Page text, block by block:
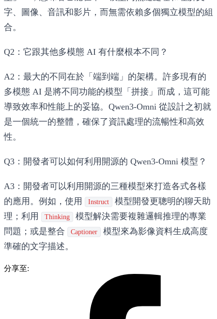
字、圖像、音訊和影片，而無需依賴多個獨立模型的組
合。
Q2：它跟其他多模態 AI 有什麼根本不同？
A2：最大的不同在於「端到端」的架構。許多現有的
多模態 AI 是將不同功能的模型「拼接」而成，這可能
導致效率和性能上的妥協。Qwen3-Omni 從設計之初就
是一個統一的整體，確保了資訊處理的流暢性和高效
性。
Q3：開發者可以如何利用開源的 Qwen3-Omni 模型？
A3：開發者可以利用開源的三種模型來打造各式各樣
的應用。例如，使用
Instruct
模型開發更聰明的聊天助
理；利用
Thinking
模型解決需要複雜邏輯推理的專業
問題；或是整合
Captioner
模型來為影像資料生成高度
準確的文字描述。
分享至: